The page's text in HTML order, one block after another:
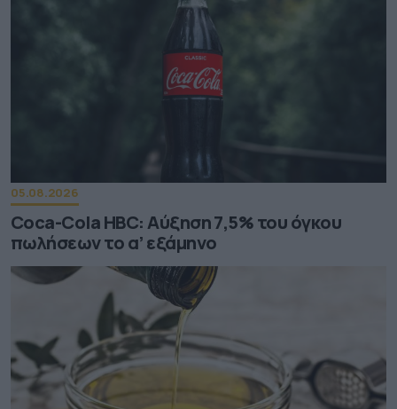
05.08.2026
Coca-Cola HBC: Aύξηση 7,5% του όγκου
πωλήσεων το α’ εξάμηνο